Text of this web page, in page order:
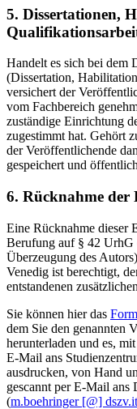
5. Dissertationen,
Handelt es sich bei dem
(Dissertation,
versichert der
vom Fachbereich
zuständige Einrichtung
zugestimmt hat. Gehört
der Veröffentlichende
gespeichert und
6. Rücknahme der
Eine Rücknahme dieser
Berufung auf § 42 UrhG
Überzeugung des
Venedig ist berechtigt,
entstandenen
Sie können hier das
dem Sie den genannten
herunterladen und es,
E-Mail ans
ausdrucken, von Hand
gescannt per E-Mail ans
(m.boehringer [@] dszv.it